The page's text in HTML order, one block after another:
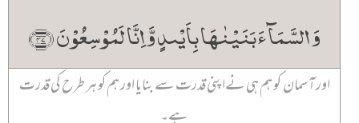
وَ السَّمَآءَ بَنَیۡنٰہَا بِاَیۡىدٍ وَّ اِنَّا لَمُوۡسِعُوۡنَ ﴿۴۷﴾
اور آسمان کو ہم ہی نےاپنی قدرت سے بنایا اور ہم کو ہر طرح کی قدرت
ہے۔